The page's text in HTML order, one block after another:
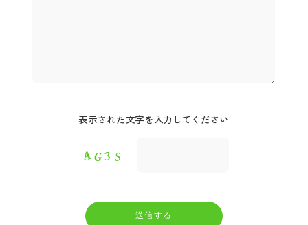
表示された文字を入力してください